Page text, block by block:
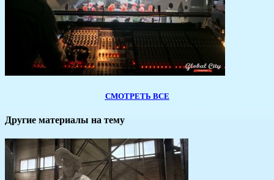
СМОТРЕТЬ ВСЕ
Другие материалы на тему